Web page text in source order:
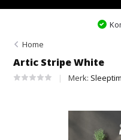
Home
Artic Stripe White
Merk: